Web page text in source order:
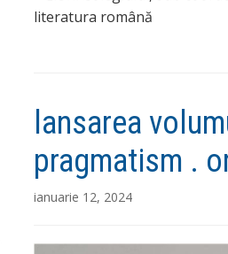
literatura română
lansarea
pragmatism .
ianuarie 12, 2024